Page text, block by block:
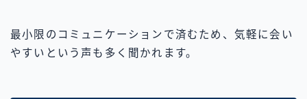
最小限のコミュニケーションで済むため、気軽に会い
やすいという声も多く聞かれます。